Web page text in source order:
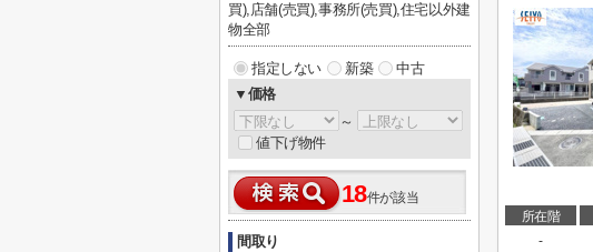
所在階
-
買),店舗(売買),事務所(売買),住宅以外建
物全部
指定しない 新築
中古
▼価格
～
値下げ物件
18件が該当
間取り